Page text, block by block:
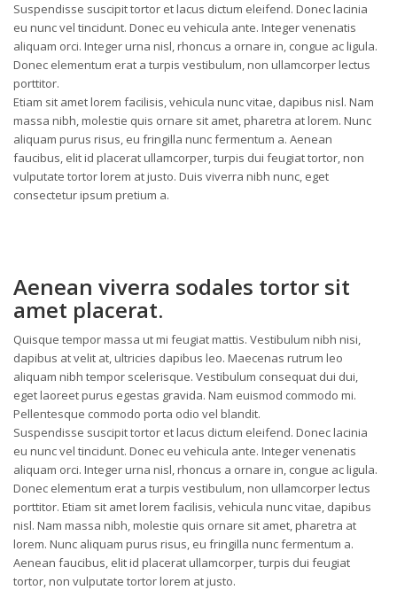
Suspendisse suscipit tortor et lacus dictum eleifend. Donec lacinia
eu nunc vel tincidunt. Donec eu vehicula ante. Integer venenatis
aliquam orci. Integer urna nisl, rhoncus a ornare in, congue ac ligula.
Donec elementum erat a turpis vestibulum, non ullamcorper lectus
porttitor.
Etiam sit amet lorem facilisis, vehicula nunc vitae, dapibus nisl. Nam
massa nibh, molestie quis ornare sit amet, pharetra at lorem. Nunc
aliquam purus risus, eu fringilla nunc fermentum a. Aenean
faucibus, elit id placerat ullamcorper, turpis dui feugiat tortor, non
vulputate tortor lorem at justo. Duis viverra nibh nunc, eget
consectetur ipsum pretium a.
Aenean viverra sodales tortor sit
amet placerat.
Quisque tempor massa ut mi feugiat mattis. Vestibulum nibh nisi,
dapibus at velit at, ultricies dapibus leo. Maecenas rutrum leo
aliquam nibh tempor scelerisque. Vestibulum consequat dui dui,
eget laoreet purus egestas gravida. Nam euismod commodo mi.
Pellentesque commodo porta odio vel blandit.
Suspendisse suscipit tortor et lacus dictum eleifend. Donec lacinia
eu nunc vel tincidunt. Donec eu vehicula ante. Integer venenatis
aliquam orci. Integer urna nisl, rhoncus a ornare in, congue ac ligula.
Donec elementum erat a turpis vestibulum, non ullamcorper lectus
porttitor. Etiam sit amet lorem facilisis, vehicula nunc vitae, dapibus
nisl. Nam massa nibh, molestie quis ornare sit amet, pharetra at
lorem. Nunc aliquam purus risus, eu fringilla nunc fermentum a.
Aenean faucibus, elit id placerat ullamcorper, turpis dui feugiat
tortor, non vulputate tortor lorem at justo.